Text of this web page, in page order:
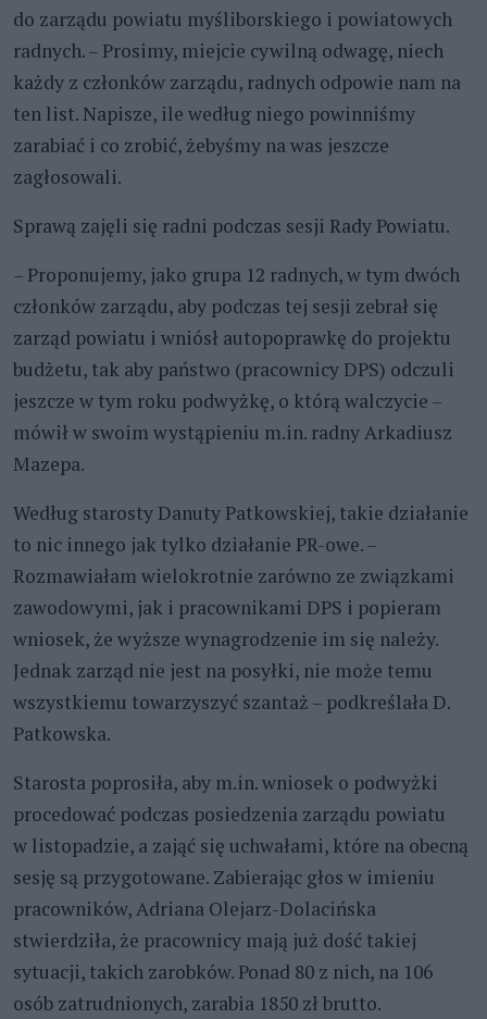
do zarządu powiatu myśliborskiego i powiatowych
radnych. – Prosimy, miejcie cywilną odwagę, niech
każdy z członków zarządu, radnych odpowie nam na
ten list. Napisze, ile według niego powinniśmy
zarabiać i co zrobić, żebyśmy na was jeszcze
zagłosowali.
Sprawą zajęli się radni podczas sesji Rady Powiatu.
– Proponujemy, jako grupa 12 radnych, w tym dwóch
członków zarządu, aby podczas tej sesji zebrał się
zarząd powiatu i wniósł autopoprawkę do projektu
budżetu, tak aby państwo (pracownicy DPS) odczuli
jeszcze w tym roku podwyżkę, o którą walczycie –
mówił w swoim wystąpieniu m.in. radny Arkadiusz
Mazepa.
Według starosty Danuty Patkowskiej, takie działanie
to nic innego jak tylko działanie PR-owe. –
Rozmawiałam wielokrotnie zarówno ze związkami
zawodowymi, jak i pracownikami DPS i popieram
wniosek, że wyższe wynagrodzenie im się należy.
Jednak zarząd nie jest na posyłki, nie może temu
wszystkiemu towarzyszyć szantaż – podkreślała D.
Patkowska.
Starosta poprosiła, aby m.in. wniosek o podwyżki
procedować podczas posiedzenia zarządu powiatu
w listopadzie, a zająć się uchwałami, które na obecną
sesję są przygotowane. Zabierając głos w imieniu
pracowników, Adriana Olejarz-Dolacińska
stwierdziła, że pracownicy mają już dość takiej
sytuacji, takich zarobków. Ponad 80 z nich, na 106
osób zatrudnionych, zarabia 1850 zł brutto.